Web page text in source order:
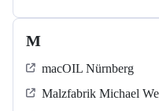
M
macOIL Nürnberg
Malzfabrik Michael